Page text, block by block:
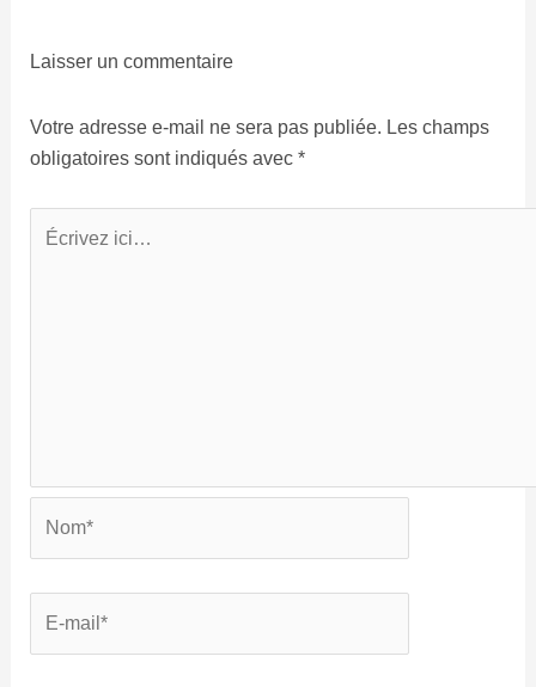
Laisser un commentaire
Votre adresse e-mail ne sera pas publiée. Les champs
obligatoires sont indiqués avec *